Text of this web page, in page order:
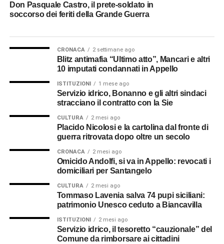
Don Pasquale Castro, il prete-soldato in
soccorso dei feriti della Grande Guerra
CRONACA 2 settimane ago
Blitz antimafia “Ultimo atto”, Mancari e altri
10 imputati condannati in Appello
ISTITUZIONI 1 mese ago
Servizio idrico, Bonanno e gli altri sindaci
stracciano il contratto con la Sie
CULTURA 2 mesi ago
Placido Nicolosi e la cartolina dal fronte di
guerra ritrovata dopo oltre un secolo
CRONACA 2 mesi ago
Omicido Andolfi, si va in Appello: revocati i
domiciliari per Santangelo
CULTURA 2 mesi ago
Tommaso Lavenia salva 74 pupi siciliani:
patrimonio Unesco ceduto a Biancavilla
ISTITUZIONI 2 mesi ago
Servizio idrico, il tesoretto “cauzionale” del
Comune da rimborsare ai cittadini